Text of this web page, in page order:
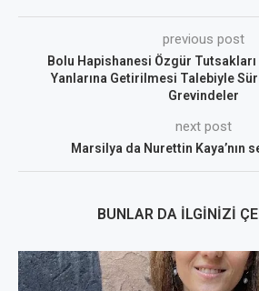
previous post
Bolu Hapishanesi Özgür Tutsakları
Yanlarına Getirilmesi Talebiyle
Grevindeler
next post
Marsilya da Nurettin Kaya’nın
BUNLAR DA İLGINIZI